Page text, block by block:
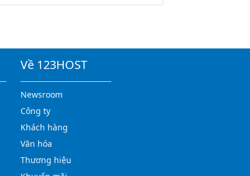
Về 123HOST
Newsroom
Công ty
Khách hàng
Văn hóa
Thương hiệu